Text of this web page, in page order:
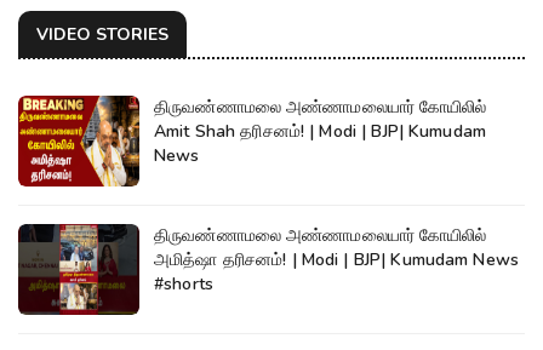
VIDEO STORIES
திருவண்ணாமலை அண்ணாமலையார் கோயிலில்
Amit Shah தரிசனம்! | Modi | BJP| Kumudam
News
திருவண்ணாமலை அண்ணாமலையார் கோயிலில்
அமித்ஷா தரிசனம்! | Modi | BJP| Kumudam News
#shorts